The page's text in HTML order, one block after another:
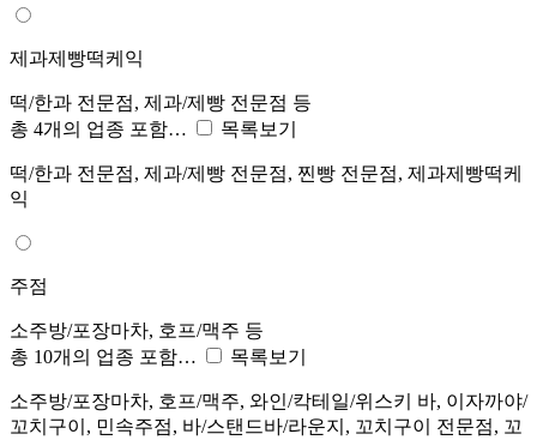
제과제빵떡케익
떡/한과 전문점, 제과/제빵 전문점 등
총 4개의 업종 포함…
목록보기
떡/한과 전문점, 제과/제빵 전문점, 찐빵 전문점, 제과제빵떡케
익
주점
소주방/포장마차, 호프/맥주 등
총 10개의 업종 포함…
목록보기
소주방/포장마차, 호프/맥주, 와인/칵테일/위스키 바, 이자까야/
꼬치구이, 민속주점, 바/스탠드바/라운지, 꼬치구이 전문점, 꼬